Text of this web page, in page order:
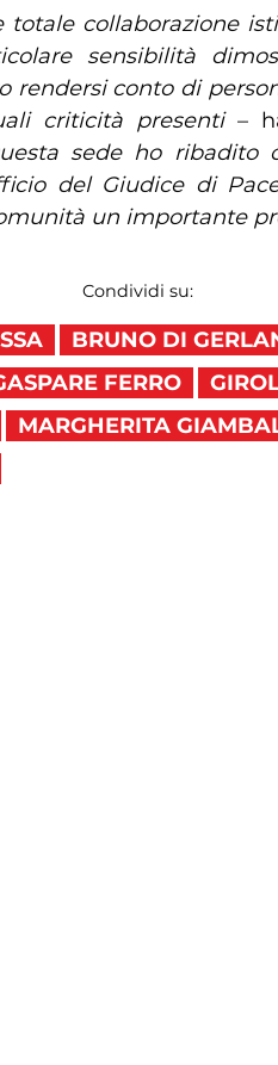
totale collaborazione
sensibilità
rendersi conto di
criticità presenti–
sede ho ribadito
del Giudice di
un importante
Condividi su:
BRUNO DI
FERRO
MARGHERITA